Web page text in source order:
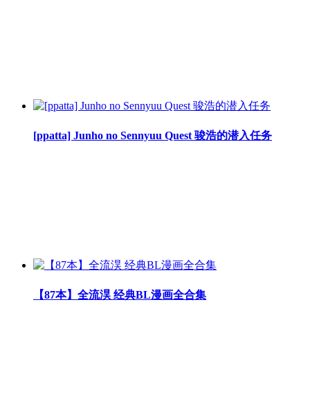
[ppatta] Junho no Sennyuu Quest 骏浩的潜入任务
【87本】全流淏 经典BL漫画全合集